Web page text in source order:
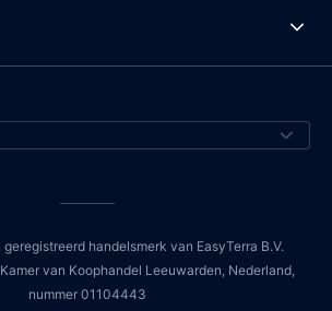
handelsmerk van EasyTerra B.V.
van Koophandel Leeuwarden, Nederland,
nummer 01104443